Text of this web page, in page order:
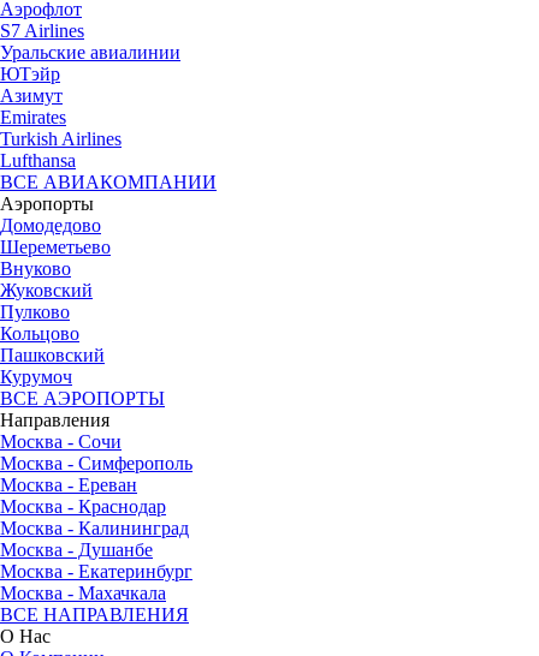
Аэрофлот
S7 Airlines
Уральские авиалинии
ЮТэйр
Азимут
Emirates
Turkish Airlines
Lufthansa
ВСЕ АВИАКОМПАНИИ
Аэропорты
Домодедово
Шереметьево
Внуково
Жуковский
Пулково
Кольцово
Пашковский
Курумоч
ВСЕ АЭРОПОРТЫ
Направления
Москва - Сочи
Москва - Симферополь
Москва - Ереван
Москва - Краснодар
Москва - Калининград
Москва - Душанбе
Москва - Екатеринбург
Москва - Махачкала
ВСЕ НАПРАВЛЕНИЯ
О Нас